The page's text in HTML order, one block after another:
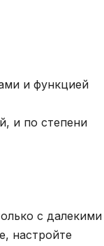
и функцией
и по степени
с далекими
настройте